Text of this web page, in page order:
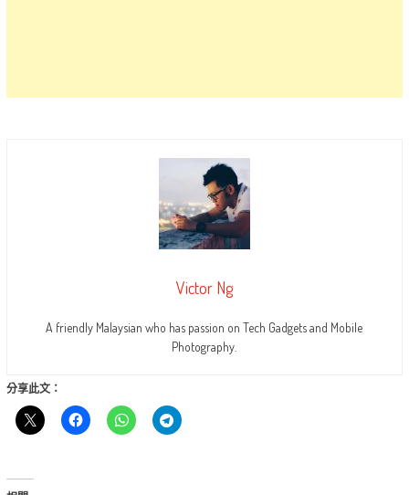
Victor Ng
A friendly Malaysian who has passion on Tech Gadgets and Mobile
Photography.
分享此文：